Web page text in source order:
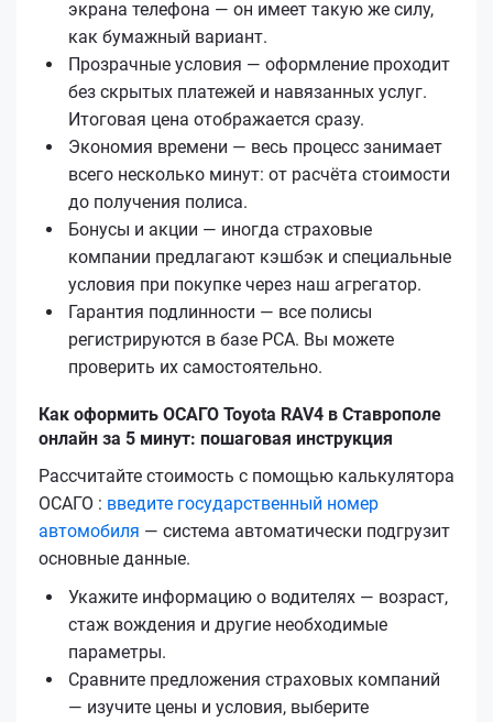
экрана телефона — он имеет такую же силу,
как бумажный вариант.
Прозрачные условия — оформление проходит
без скрытых платежей и навязанных услуг.
Итоговая цена отображается сразу.
Экономия времени — весь процесс занимает
всего несколько минут: от расчёта стоимости
до получения полиса.
Бонусы и акции — иногда страховые
компании предлагают кэшбэк и специальные
условия при покупке через наш агрегатор.
Гарантия подлинности — все полисы
регистрируются в базе РСА. Вы можете
проверить их самостоятельно.
Как оформить ОСАГО Toyota RAV4 в Ставрополе
онлайн за 5 минут: пошаговая инструкция
Рассчитайте стоимость с помощью калькулятора
ОСАГО : введите государственный номер
автомобиля — система автоматически подгрузит
основные данные.
Укажите информацию о водителях — возраст,
стаж вождения и другие необходимые
параметры.
Сравните предложения страховых компаний
— изучите цены и условия, выберите